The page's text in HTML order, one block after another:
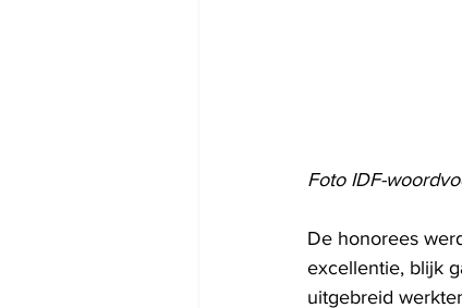
Foto IDF-
De honorees
excellentie, blijk
uitgebreid